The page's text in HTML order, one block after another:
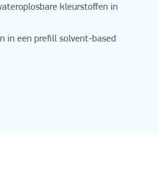
kleurstoffen in
in een prefill solvent-based